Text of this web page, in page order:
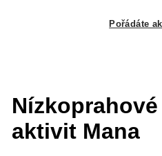
Pořádáte
aktivit Mana